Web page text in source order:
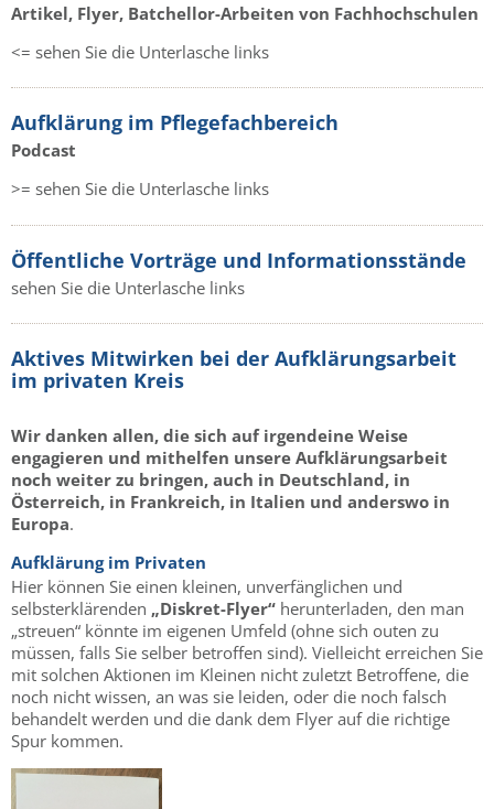
Artikel, Flyer, Batchellor-Arbeiten von Fachhochschulen
<= sehen Sie die Unterlasche links
Aufklärung im Pflegefachbereich
Podcast
>= sehen Sie die Unterlasche links
Öffentliche Vorträge und Informationsstände
sehen Sie die Unterlasche links
Aktives Mitwirken bei der Aufklärungsarbeit
im privaten Kreis
Wir danken allen, die sich auf irgendeine Weise
engagieren und mithelfen unsere Aufklärungsarbeit
noch weiter zu bringen, auch in Deutschland, in
Österreich, in Frankreich, in Italien und anderswo in
Europa.
Aufklärung im Privaten
Hier können Sie einen kleinen, unverfänglichen und
selbsterklärenden „Diskret-Flyer“ herunterladen, den man
„streuen“ könnte im eigenen Umfeld (ohne sich outen zu
müssen, falls Sie selber betroffen sind). Vielleicht erreichen Sie
mit solchen Aktionen im Kleinen nicht zuletzt Betroffene, die
noch nicht wissen, an was sie leiden, oder die noch falsch
behandelt werden und die dank dem Flyer auf die richtige
Spur kommen.